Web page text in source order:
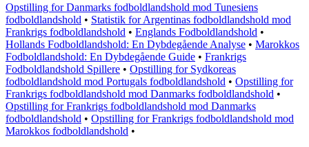
Opstilling for Danmarks fodboldlandshold mod Tunesiens
fodboldlandshold • Statistik for Argentinas fodboldlandshold mod
Frankrigs fodboldlandshold • Englands Fodboldlandshold •
Hollands Fodboldlandshold: En Dybdegående Analyse • Marokkos
Fodboldlandshold: En Dybdegående Guide • Frankrigs
Fodboldlandshold Spillere • Opstilling for Sydkoreas
fodboldlandshold mod Portugals fodboldlandshold • Opstilling for
Frankrigs fodboldlandshold mod Danmarks fodboldlandshold •
Opstilling for Frankrigs fodboldlandshold mod Danmarks
fodboldlandshold • Opstilling for Frankrigs fodboldlandshold mod
Marokkos fodboldlandshold •